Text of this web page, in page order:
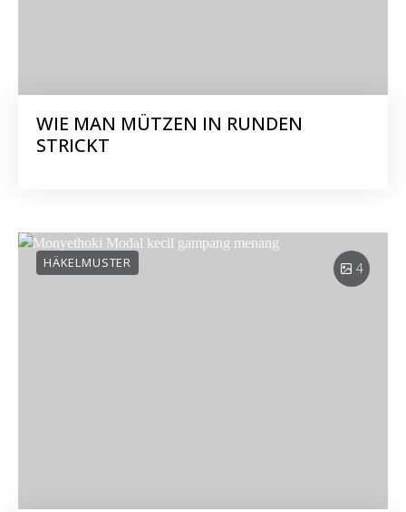
WIE MAN MÜTZEN IN RUNDEN
STRICKT
4
HÄKELMUSTER